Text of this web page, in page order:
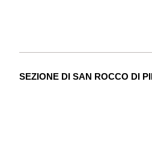
SEZIONE DI SAN ROCCO DI